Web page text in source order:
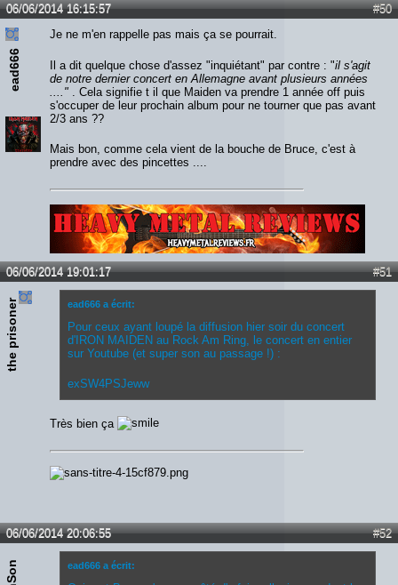
#50
06/06/2014 16:15:57
ead666
Je ne m'en rappelle pas mais ça se pourrait.
Il a dit quelque chose d'assez "inquiétant" par contre : "il s'agit
de notre dernier concert en Allemagne avant plusieurs années
...." . Cela signifie t il que Maiden va prendre 1 année off puis
s'occuper de leur prochain album pour ne tourner que pas avant
2/3 ans ??
Mais bon, comme cela vient de la bouche de Bruce, c'est à
prendre avec des pincettes ....
Lien :http://heavymetalreviews.fr/
#51
06/06/2014 19:01:17
the prisoner ead666 a écrit:
Pour ceux ayant loupé la diffusion hier soir du concert
d'IRON MAIDEN au Rock Am Ring, le concert en entier
sur Youtube (et super son au passage !) :
exSW4PSJeww
Très bien ça
#52
06/06/2014 20:06:55
ead666 a écrit: